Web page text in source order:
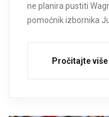
ne planira pustiti
pomoćnik izbornika
Pročitajte više